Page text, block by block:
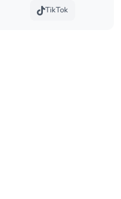
TikTok